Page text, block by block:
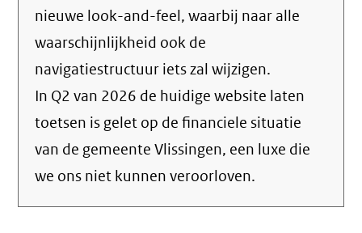
link)
nieuwe look-and-feel, waarbij naar alle
waarschijnlijkheid ook de
navigatiestructuur iets zal wijzigen.
In Q2 van 2026 de huidige website laten
toetsen is gelet op de financiele situatie
van de gemeente Vlissingen, een luxe die
we ons niet kunnen veroorloven.